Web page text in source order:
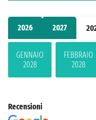
2026 2027
GENNAIO
2028
FEBBRAIO
2028
Recensioni